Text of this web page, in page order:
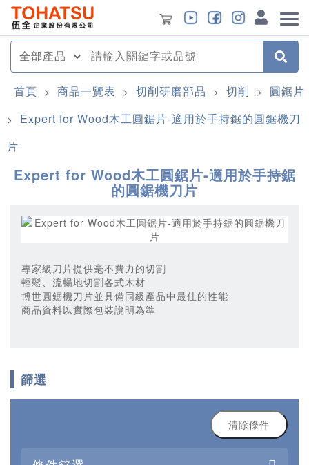
首頁 > 商品一覽表 > 切削研磨部品 > 切削 > 圓鋸片
>
Expert for Wood木工圓鋸片-適用於手持鋸的圓鋸機刀
片
Expert for Wood木工圓鋸片-適用於手持鋸
的圓鋸機刀片
專家級刀片提供毫不費力的切割
輕鬆、流暢地切割各式木材
博世圓鋸機刀片並具備同級產品中最佳的性能
商品資料以實際包裝說明為準
篩選
清除條件